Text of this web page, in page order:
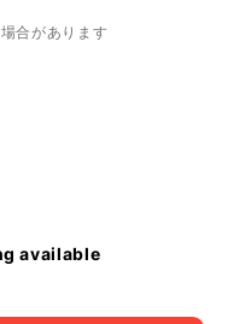
合があります
available